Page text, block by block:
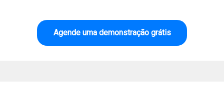
Agende uma demonstração grátis